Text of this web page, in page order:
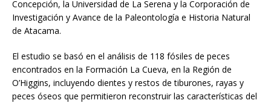
Concepción, la Universidad de La Serena y la Corporación de
Investigación y Avance de la Paleontología e Historia Natural
de Atacama.
El estudio se basó en el análisis de 118 fósiles de peces
encontrados en la Formación La Cueva, en la Región de
O’Higgins, incluyendo dientes y restos de tiburones, rayas y
peces óseos que permitieron reconstruir las características del